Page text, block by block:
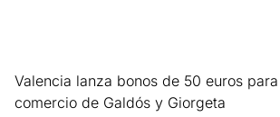
Valencia lanza bonos de 50 euros
comercio de Galdós y Giorgeta